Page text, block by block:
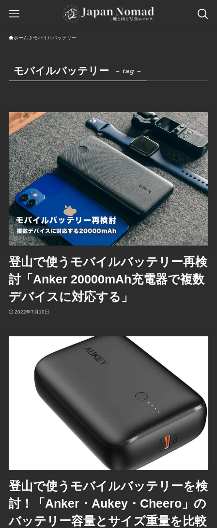
ホーム モバイルバッテリー
モバイルバッテリー – tag –
登山で使うモバイルバッテリー再検
討「Anker 20000mAh充電器で複数
デバイスに対応する」
2022年7月10日
登山で使うモバイルバッテリーを検
討！「Anker・Aukey・Cheero」の
バッテリー容量とサイズ重量を比較